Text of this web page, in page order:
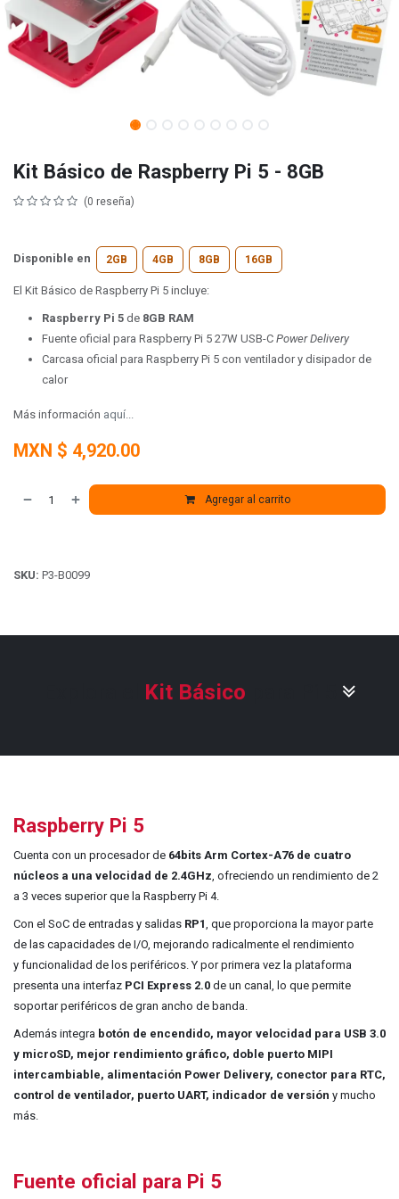
Kit Básico de Raspberry Pi 5 - 8GB
(0 reseña)
Disponible en 2GB 4GB 8GB 16GB
El Kit Básico de Raspberry Pi 5 incluye:
Raspberry Pi 5 de 8GB RAM
Fuente oficial para Raspberry Pi 5 27W USB-C Power Delivery
Carcasa oficial para Raspberry Pi 5 con ventilador y disipador de
calor
Más información aquí...
MXN $ 4,920.00
Agregar al carrito
SKU: P3-B0099
Kit Básico
Raspberry Pi 5
Cuenta con un procesador de 64bits Arm Cortex-A76 de cuatro
núcleos a una velocidad de 2.4GHz, ofreciendo un rendimiento de 2
a 3 veces superior que la Raspberry Pi 4.
Con el SoC de entradas y salidas RP1, que proporciona la mayor parte
de las capacidades de I/O, mejorando radicalmente el rendimiento
y funcionalidad de los periféricos. Y por primera vez la plataforma
presenta una interfaz PCI Express 2.0 de un canal, lo que permite
soportar periféricos de gran ancho de banda.​
Además integra botón de encendido, mayor velocidad para USB 3.0
y microSD, mejor rendimiento gráfico, doble puerto MIPI
intercambiable, alimentación Power Delivery, conector para RTC,
control de ventilador, puerto UART, indicador de versión y mucho
más.
Fuente oficial para Pi 5